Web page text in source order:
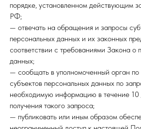
порядке, установленном действующим
РФ;
— отвечать на обращения и запросы
персональных данных и их законных
соответствии с требованиями Закона о
данных;
— сообщать в уполномоченный орган по
субъектов персональных данных по
необходимую информацию в течение 10
получения такого запроса;
— публиковать или иным образом